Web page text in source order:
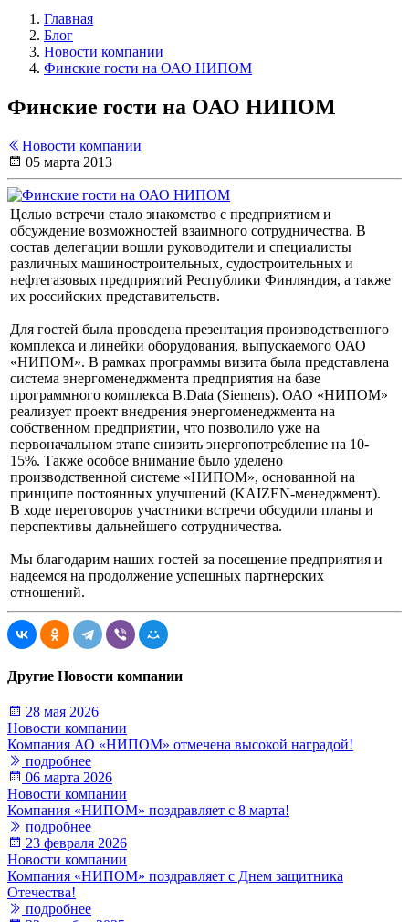
Главная
Блог
Новости компании
Финские гости на ОАО НИПОМ
Финские гости на ОАО НИПОМ
Новости компании
05 марта 2013
Целью встречи стало знакомство с предприятием и
обсуждение возможностей взаимного сотрудничества. В
состав делегации вошли руководители и специалисты
различных машиностроительных, судостроительных и
нефтегазовых предприятий Республики Финляндия, а также
их российских представительств.
Для гостей была проведена презентация производственного
комплекса и линейки оборудования, выпускаемого ОАО
«НИПОМ». В рамках программы визита была представлена
система энергоменеджмента предприятия на базе
программного комплекса B.Data (Siemens). ОАО «НИПОМ»
реализует проект внедрения энергоменеджмента на
собственном предприятии, что позволило уже на
первоначальном этапе снизить энергопотребление на 10-
15%. Также особое внимание было уделено
производственной системе «НИПОМ», основанной на
принципе постоянных улучшений (KAIZEN-менеджмент).
В ходе переговоров участники встречи обсудили планы и
перспективы дальнейшего сотрудничества.
Мы благодарим наших гостей за посещение предприятия и
надеемся на продолжение успешных партнерских
отношений.
Другие Новости компании
28 мая 2026
Новости компании
Компания АО «НИПОМ» отмечена высокой наградой!
подробнее
06 марта 2026
Новости компании
Компания «НИПОМ» поздравляет с 8 марта!
подробнее
23 февраля 2026
Новости компании
Компания «НИПОМ» поздравляет с Днем защитника
Отечества!
подробнее